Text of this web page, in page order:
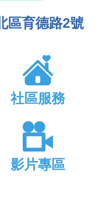
區育德路2號
社區服務
影片專區